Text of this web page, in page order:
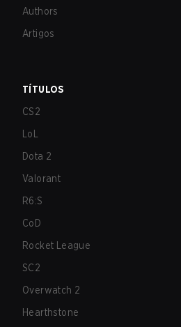
Authors
Artigos
TÍTULOS
CS2
LoL
Dota 2
Valorant
R6:S
CoD
Rocket League
SC2
Overwatch 2
Hearthstone